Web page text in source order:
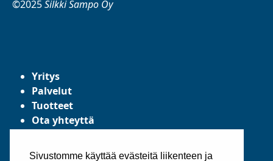
Sivustomme käyttää evästeitä liikenteen ja
©2025Silkki Sampo Oy
Yritys
Palvelut
Tuotteet
Ota yhteyttä
Yleiset toimitusehdot